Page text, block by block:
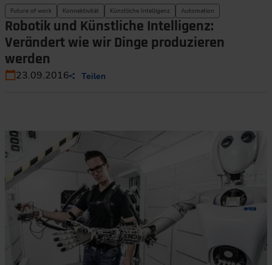
Future of work Konnektivität Künstliche Intelligenz Automation
Robotik und Künstliche Intelligenz:
Verändert wie wir Dinge produzieren
werden
23.09.2016 Teilen